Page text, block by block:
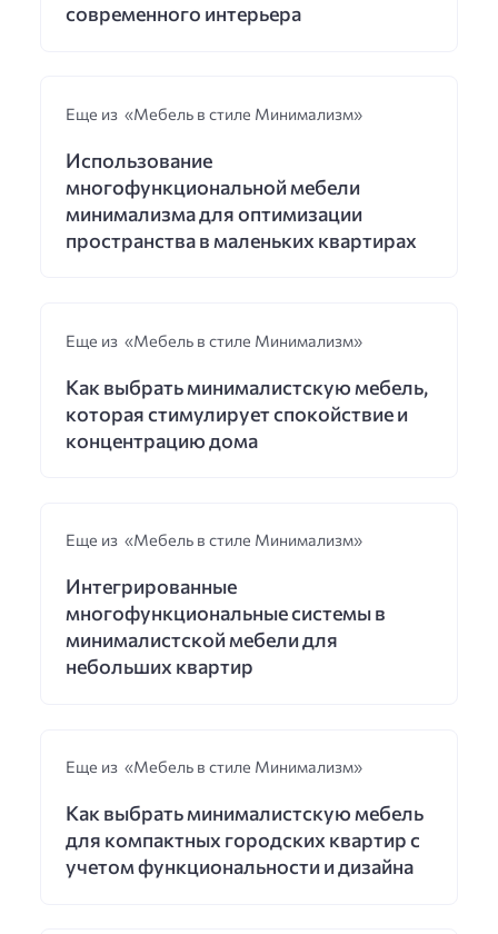
современного интерьера
Еще из «Мебель в стиле Минимализм»
Использование
многофункциональной мебели
минимализма для оптимизации
пространства в маленьких квартирах
Еще из «Мебель в стиле Минимализм»
Как выбрать минималистскую мебель,
которая стимулирует спокойствие и
концентрацию дома
Еще из «Мебель в стиле Минимализм»
Интегрированные
многофункциональные системы в
минималистской мебели для
небольших квартир
Еще из «Мебель в стиле Минимализм»
Как выбрать минималистскую мебель
для компактных городских квартир с
учетом функциональности и дизайна